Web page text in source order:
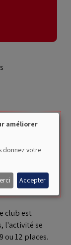
:
club est
l'activité se
ou 12 places.
améliorer
donnez votre
Accepter